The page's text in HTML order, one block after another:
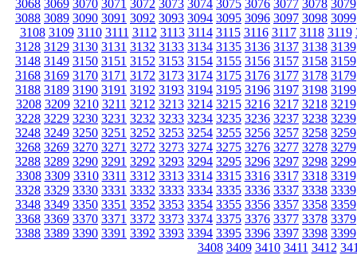
3068 3069 3070 3071 3072 3073 3074 3075 3076 3077 3078 3079
3088 3089 3090 3091 3092 3093 3094 3095 3096 3097 3098 3099
3108 3109 3110 3111 3112 3113 3114 3115 3116 3117 3118 3119
3128 3129 3130 3131 3132 3133 3134 3135 3136 3137 3138 3139
3148 3149 3150 3151 3152 3153 3154 3155 3156 3157 3158 3159
3168 3169 3170 3171 3172 3173 3174 3175 3176 3177 3178 3179
3188 3189 3190 3191 3192 3193 3194 3195 3196 3197 3198 3199
3208 3209 3210 3211 3212 3213 3214 3215 3216 3217 3218 3219
3228 3229 3230 3231 3232 3233 3234 3235 3236 3237 3238 3239
3248 3249 3250 3251 3252 3253 3254 3255 3256 3257 3258 3259
3268 3269 3270 3271 3272 3273 3274 3275 3276 3277 3278 3279
3288 3289 3290 3291 3292 3293 3294 3295 3296 3297 3298 3299
3308 3309 3310 3311 3312 3313 3314 3315 3316 3317 3318 3319
3328 3329 3330 3331 3332 3333 3334 3335 3336 3337 3338 3339
3348 3349 3350 3351 3352 3353 3354 3355 3356 3357 3358 3359
3368 3369 3370 3371 3372 3373 3374 3375 3376 3377 3378 3379
3388 3389 3390 3391 3392 3393 3394 3395 3396 3397 3398 3399
3408 3409 3410 3411 3412